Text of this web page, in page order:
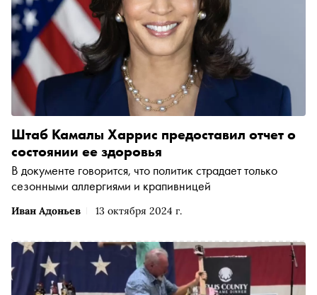
Иван Адоньев 13 октября 2024 г.
Штаб Камалы Харрис предоставил отчет о
состоянии ее здоровья
В документе говорится, что политик страдает только
сезонными аллергиями и крапивницей